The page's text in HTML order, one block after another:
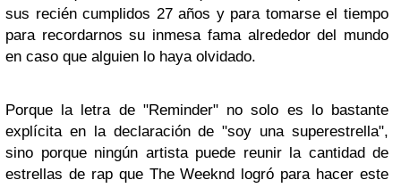
sus recién cumplidos 27 años y para tomarse el tiempo
para recordarnos su inmesa fama alrededor del mundo
en caso que alguien lo haya olvidado.
Porque la letra de "Reminder" no solo es lo bastante
explícita en la declaración de "soy una superestrella",
sino porque ningún artista puede reunir la cantidad de
estrellas de rap que The Weeknd logró para hacer este